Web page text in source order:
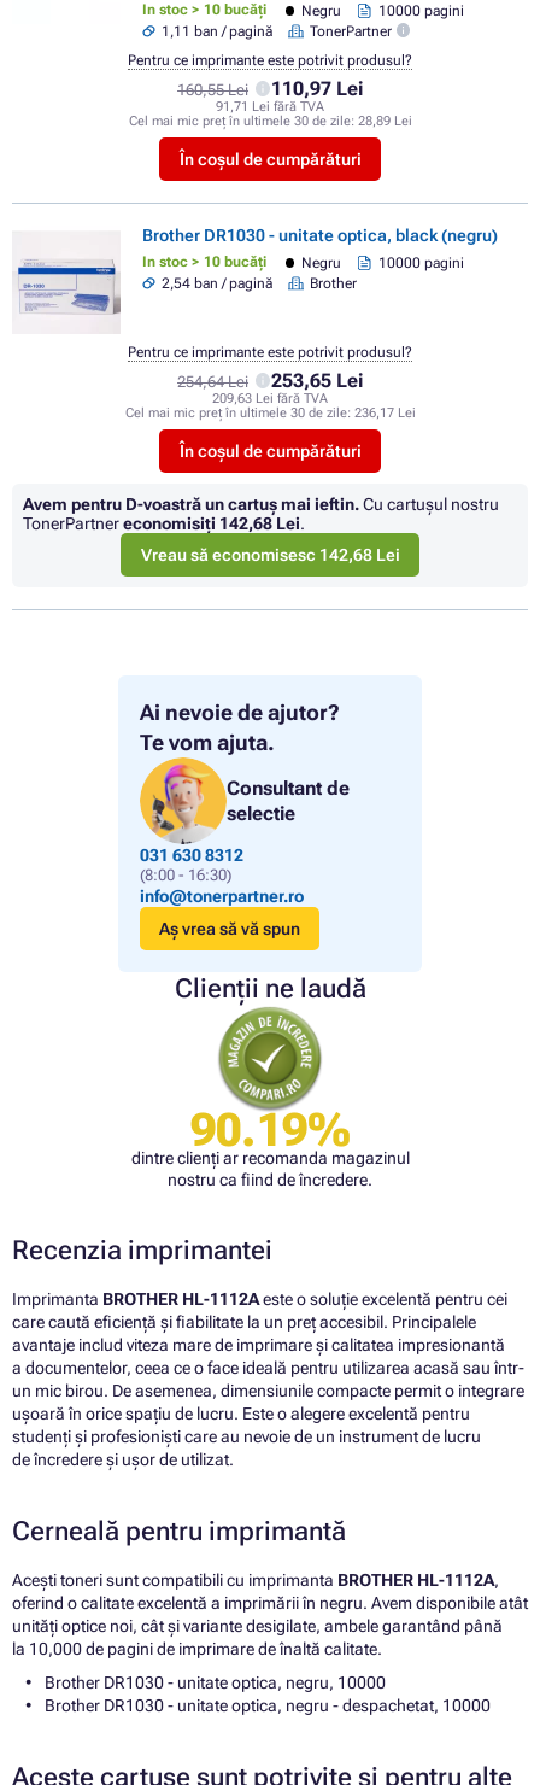
Ai nevoie de ajutor?
Te vom ajuta.
Consultant de
selectie
031 630 8312
(8:00 - 16:30)
info@tonerpartner.ro
Aș vrea să vă spun
Clienții ne laudă
90.19%
dintre clienți ar recomanda magazinul
nostru ca fiind de încredere.
In stoc > 10 bucăți Negru
10000 pagini
1,11 ban / pagină
TonerPartner
160,55 Lei 110,97 Lei
91,71 Lei fără TVA
Cel mai mic preț în ultimele 30 de zile: 28,89 Lei
În coșul de cumpărături
Pentru ce imprimante este potrivit produsul?
Brother DR1030 - unitate optica, black (negru)
In stoc > 10 bucăți Negru
10000 pagini
2,54 ban / pagină
Brother
254,64 Lei 253,65 Lei
209,63 Lei fără TVA
Cel mai mic preț în ultimele 30 de zile: 236,17 Lei
În coșul de cumpărături
Pentru ce imprimante este potrivit produsul?
Avem pentru D-voastră un cartuș mai ieftin.Cu cartuşul nostru
TonerPartnereconomisiţi 142,68 Lei.
Vreau să economisesc 142,68 Lei
Recenzia imprimantei
Imprimanta BROTHER HL-1112Aeste o soluție excelentă pentru cei
care caută eficiență și fiabilitate la un preț accesibil. Principalele
avantaje includ viteza mare de imprimare și calitatea impresionantă
a documentelor, ceea ce o face ideală pentru utilizarea acasă sau într-
un mic birou. De asemenea, dimensiunile compacte permit o integrare
ușoară în orice spațiu de lucru. Este o alegere excelentă pentru
studenți și profesioniști care au nevoie de un instrument de lucru
de încredere și ușor de utilizat.
Cerneală pentru imprimantă
Acești toneri sunt compatibili cu imprimanta BROTHER HL-1112A,
oferind o calitate excelentă a imprimării în negru. Avem disponibile atât
unități optice noi, cât și variante desigilate, ambele garantând până
la 10,000 de pagini de imprimare de înaltă calitate.
Brother DR1030 - unitate optica, negru, 10000
Brother DR1030 - unitate optica, negru - despachetat, 10000
Aceste cartușe sunt potrivite și pentru alte